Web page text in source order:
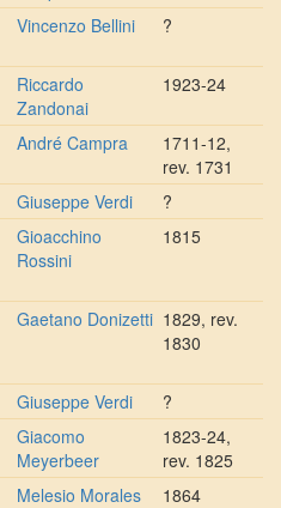
Vincenzo Bellini ?
Riccardo
Zandonai
1923-24
André Campra
1711-12,
rev. 1731
Giuseppe Verdi
?
Gioacchino
Rossini
1815
Gaetano Donizetti 1829, rev.
1830
Giuseppe Verdi
?
Giacomo
Meyerbeer
1823-24,
rev. 1825
Melesio Morales
1864